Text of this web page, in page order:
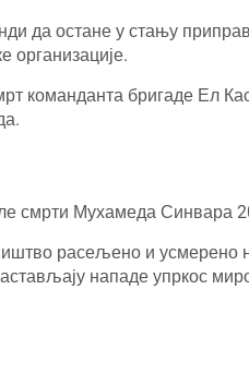
да остане у стању
организације.
команданта бригаде Ел
смрти Мухамеда Синвара
расељено и усмерено
нападе упркос